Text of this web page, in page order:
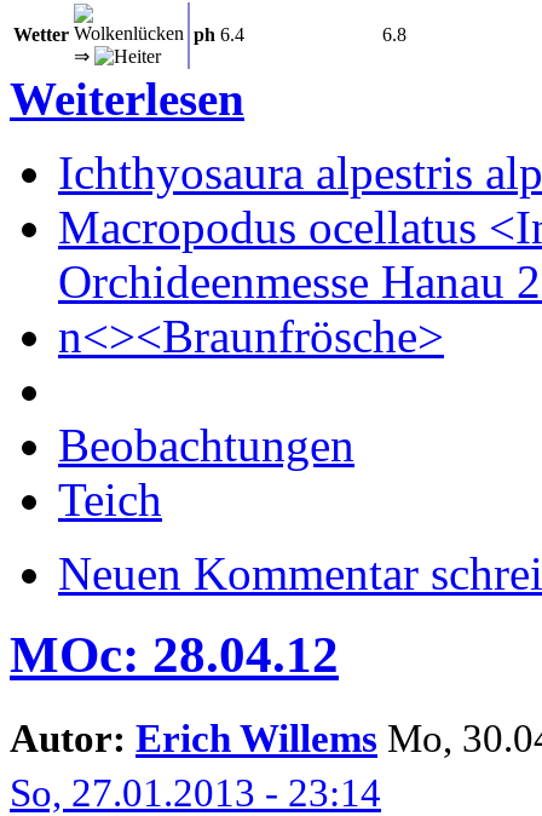
Wetter
⇒
ph 6.4 6.8
Weiterlesen
Ichthyosaura alpestris
Macropodus ocellatus
Orchideenmesse Hanau
n<><Braunfrösche>
Beobachtungen
Teich
Neuen Kommentar
MOc: 28.04.12
Autor: Erich Willems Mo,
So, 27.01.2013 - 23:14